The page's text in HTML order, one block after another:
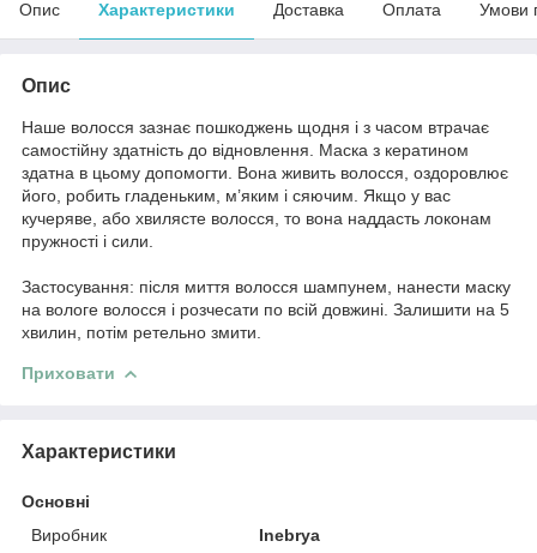
Опис Характеристики Доставка Оплата Умови
Опис
Наше волосся зазнає пошкоджень щодня і з часом втрачає
самостійну здатність до відновлення. Маска з кератином
здатна в цьому допомогти. Вона живить волосся, оздоровлює
його, робить гладеньким, м’яким і сяючим. Якщо у вас
кучеряве, або хвилясте волосся, то вона наддасть локонам
пружності і сили.
Застосування: після миття волосся шампунем, нанести маску
на вологе волосся і розчесати по всій довжині. Залишити на 5
хвилин, потім ретельно змити.
Приховати
Характеристики
Основні
Виробник
Inebrya